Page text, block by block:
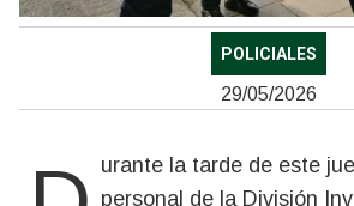
POLICIALES
29/05/2026
personal de la División